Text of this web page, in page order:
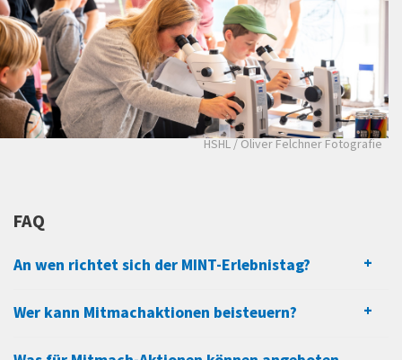
HSHL / Oliver Felchner Fotografie
FAQ
An wen richtet sich der MINT-Erlebnistag?
Wer kann Mitmachaktionen beisteuern?